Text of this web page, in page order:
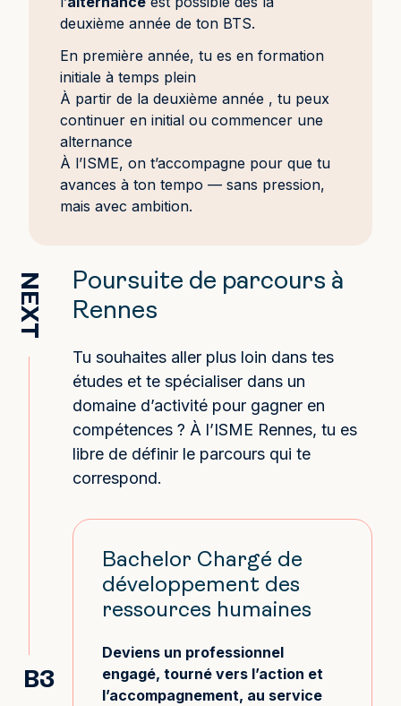
deuxième année de ton BTS.
En première année, tu es en formation
initiale à temps plein
À partir de la deuxième année , tu peux
continuer en initial ou commencer une
alternance
À l’ISME, on t’accompagne pour que tu
avances à ton tempo — sans pression,
mais avec ambition.
NEXT
Poursuite de parcours à
Rennes
Tu souhaites aller plus loin dans tes
études et te spécialiser dans un
domaine d’activité pour gagner en
compétences ? À l’ISME Rennes, tu es
libre de définir le parcours qui te
correspond.
B3
Bachelor Chargé de
développement des
ressources humaines
Deviens un professionnel
engagé, tourné vers l’action et
l’accompagnement, au service